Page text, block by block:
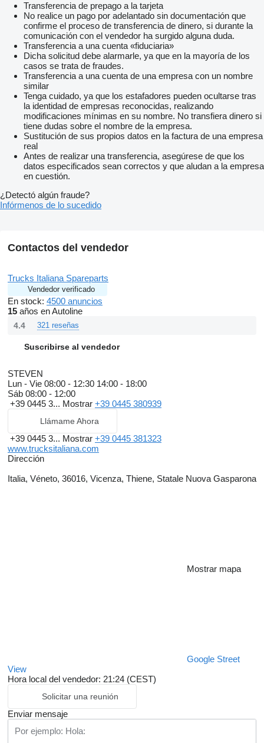
Transferencia de prepago a la tarjeta
No realice un pago por adelantado sin documentación que
confirme el proceso de transferencia de dinero, si durante la
comunicación con el vendedor ha surgido alguna duda.
Transferencia a una cuenta «fiduciaria»
Dicha solicitud debe alarmarle, ya que en la mayoría de los
casos se trata de fraudes.
Transferencia a una cuenta de una empresa con un nombre
similar
Tenga cuidado, ya que los estafadores pueden ocultarse tras
la identidad de empresas reconocidas, realizando
modificaciones mínimas en su nombre. No transfiera dinero si
tiene dudas sobre el nombre de la empresa.
Sustitución de sus propios datos en la factura de una empresa
real
Antes de realizar una transferencia, asegúrese de que los
datos especificados sean correctos y que aludan a la empresa
en cuestión.
¿Detectó algún fraude?
Infórmenos de lo sucedido
Contactos del vendedor
Trucks Italiana Spareparts
Vendedor verificado
En stock: 4500 anuncios
15 años en Autoline
4.4 321 reseñas
Suscribirse al vendedor
STEVEN
Lun - Vie 08:00 - 12:30 14:00 - 18:00
Sáb 08:00 - 12:00
+39 0445 3... Mostrar +39 0445 380939
Llámame Ahora
+39 0445 3... Mostrar +39 0445 381323
www.trucksitaliana.com
Dirección
Italia, Véneto, 36016, Vicenza, Thiene, Statale Nuova Gasparona
Mostrar mapa
Google Street
View
Hora local del vendedor: 21:24 (CEST)
Solicitar una reunión
Enviar mensaje